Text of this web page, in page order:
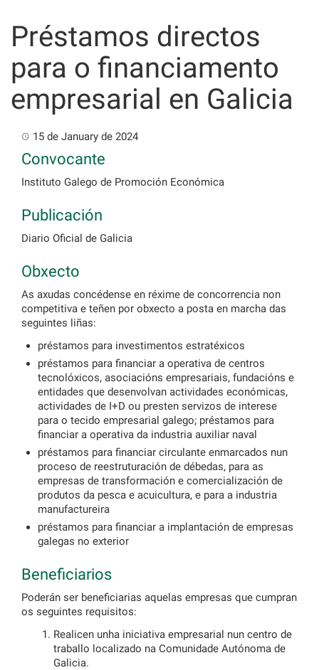
content
Préstamos directos
para o financiamento
empresarial en Galicia
15 de January de 2024
Convocante
Instituto Galego de Promoción Económica
Publicación
Diario Oficial de Galicia
Obxecto
As axudas concédense en réxime de concorrencia non
competitiva e teñen por obxecto a posta en marcha das
seguintes liñas:
préstamos para investimentos estratéxicos
préstamos para financiar a operativa de centros
tecnolóxicos, asociacións empresariais, fundacións e
entidades que desenvolvan actividades económicas,
actividades de I+D ou presten servizos de interese
para o tecido empresarial galego; préstamos para
financiar a operativa da industria auxiliar naval
préstamos para financiar circulante enmarcados nun
proceso de reestruturación de débedas, para as
empresas de transformación e comercialización de
produtos da pesca e acuicultura, e para a industria
manufactureira
préstamos para financiar a implantación de empresas
galegas no exterior
Beneficiarios
Poderán ser beneficiarias aquelas empresas que cumpran
os seguintes requisitos:
Realicen unha iniciativa empresarial nun centro de
traballo localizado na Comunidade Autónoma de
Galicia.